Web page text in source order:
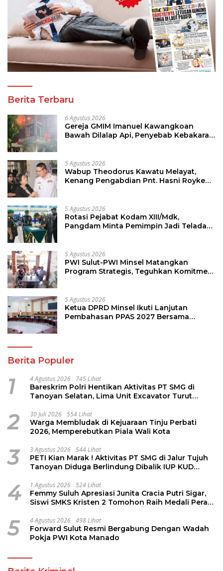
Berita Terbaru
6 Agustus 2026
Gereja GMIM Imanuel Kawangkoan
Bawah Dilalap Api, Penyebab Kebakaran
5 Agustus 2026
Wabup Theodorus Kawatu Melayat,
Kenang Pengabdian Pnt. Hasni Royke
5 Agustus 2026
Rotasi Pejabat Kodam XIII/Mdk,
Pangdam Minta Pemimpin Jadi Teladan
5 Agustus 2026
PWI Sulut-PWI Minsel Matangkan
Program Strategis, Teguhkan Komitmen
5 Agustus 2026
Ketua DPRD Minsel Ikuti Lanjutan
Pembahasan PPAS 2027 Bersama
Berita Populer
1 4 Agustus 2026 745 Lihat
Bareskrim Polri Hentikan Aktivitas PT SMG di
Tanoyan Selatan, Lima Unit Excavator Turut
2 30 Juli 2026 554 Lihat
Warga Membludak di Kejuaraan Tinju Perbati
2026, Memperebutkan Piala Wali Kota
3 3 Agustus 2026 544 Lihat
PETI Kian Marak ! Aktivitas PT SMG di Jalur Tujuh
Tanoyan Diduga Berlindung Dibalik IUP KUD
4 1 Agustus 2026 524 Lihat
Femmy Suluh Apresiasi Junita Cracia Putri Sigar,
Siswi SMKS Kristen 2 Tomohon Raih Medali Perak
5 4 Agustus 2026 498 Lihat
Forward Sulut Resmi Bergabung Dengan Wadah
Pokja PWI Kota Manado